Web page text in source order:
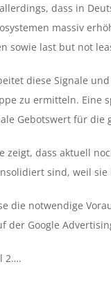
dass in
massiv
sowie last but not
diese Signale
zu ermitteln. Eine
Gebotswert für die
zeigt, dass aktuell
sind, weil
die notwendige
der Google
2….